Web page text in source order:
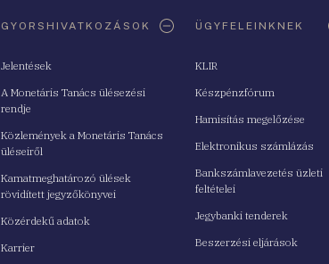
GYORSHIVATKOZÁSOK
Jelentések
A Monetáris Tanács ülésezési
rendje
Közlemények a Monetáris Tanács
üléseiről
Kamatmeghatározó ülések
rövidített jegyzőkönyvei
Közérdekű adatok
Karrier
ÜGYFELEINKNEK
KLIR
Készpénzfórum
Hamisítás megelőzése
Elektronikus számlázás
Bankszámlavezetés üzleti
feltételei
Jegybanki tenderek
Beszerzési eljárások